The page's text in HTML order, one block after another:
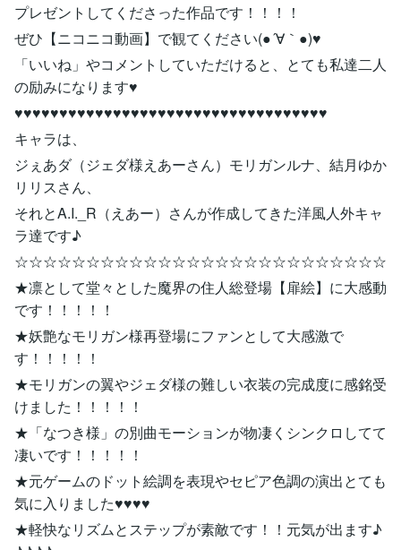
プレゼントしてくださった作品です！！！！
ぜひ【ニコニコ動画】で観てください(●´∀｀●)♥
「いいね」やコメントしていただけると、とても私達二人
の励みになります♥
♥♥♥♥♥♥♥♥♥♥♥♥♥♥♥♥♥♥♥♥♥♥♥♥♥♥♥♥♥♥♥♥♥♥♥
キャラは、
ジぇあダ（ジェダ様えあーさん）モリガンルナ、結月ゆか
リリスさん、
それとA.I._R（えあー）さんが作成してきた洋風人外キャ
ラ達です♪
☆☆☆☆☆☆☆☆☆☆☆☆☆☆☆☆☆☆☆☆☆☆☆☆☆☆
★凛として堂々とした魔界の住人総登場【扉絵】に大感動
です！！！！！
★妖艶なモリガン様再登場にファンとして大感激で
す！！！！！
★モリガンの翼やジェダ様の難しい衣装の完成度に感銘受
けました！！！！！
★「なつき様」の別曲モーションが物凄くシンクロしてて
凄いです！！！！！
★元ゲームのドット絵調を表現やセピア色調の演出とても
気に入りました♥♥♥♥
★軽快なリズムとステップが素敵です！！元気が出ます♪